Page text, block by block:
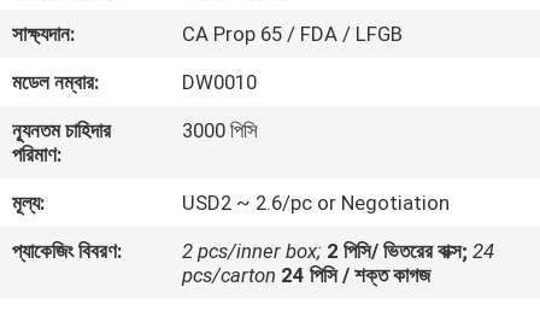
আমাদের
সম্পর্কে
ভ্রমণ
সাক্ষ্যদান:
CA Prop 65 / FDA / LFGB
মডেল নম্বার:
DW0010
ন্যূনতম চাহিদার
পরিমাণ:
3000 পিসি
মূল্য:
USD2 ~ 2.6/pc or Negotiation
প্যাকেজিং বিবরণ:
2 pcs/inner box; 2 পিসি/ ভিতরের বাক্স; 24
pcs/carton 24 পিসি / শক্ত কাগজ